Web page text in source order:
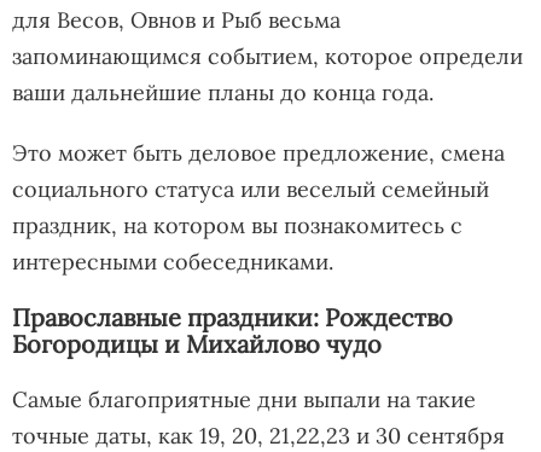
для Весов, Овнов и Рыб весьма
запоминающимся событием, которое определи
ваши дальнейшие планы до конца года.
Это может быть деловое предложение, смена
социального статуса или веселый семейный
праздник, на котором вы познакомитесь с
интересными собеседниками.
Православные праздники: Рождество
Богородицы и Михайлово чудо
Самые благоприятные дни выпали на такие
точные даты, как 19, 20, 21,22,23 и 30 сентября